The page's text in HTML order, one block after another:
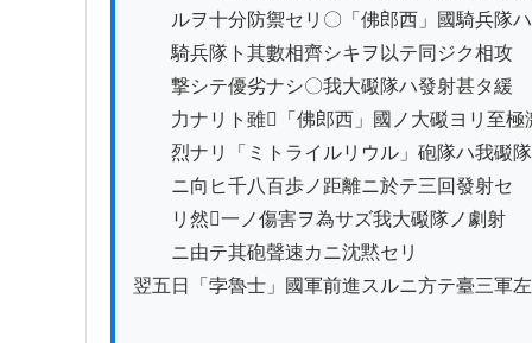
ルヲ十分防禦セリ〇「佛郎西」國騎兵隊
騎兵隊ト其數相齊シキヲ以テ同ジク相攻
撃シテ優劣ナシ〇我大礟隊ハ發射甚タ緩
力ナリト雖𪜈「佛郎西」國ノ大礟ヨリ至極
烈ナリ「ミトライルリウル」砲隊ハ我礟隊
ニ向ヒ千八百歩ノ距離ニ於テ三回發射セ
リ然𪜈一ノ傷害ヲ為サズ我大礟隊ノ劇射
ニ由テ其砲聲速カニ沈黙セリ
翌五日「孛魯士」國軍前進スルニ方テ臺三軍